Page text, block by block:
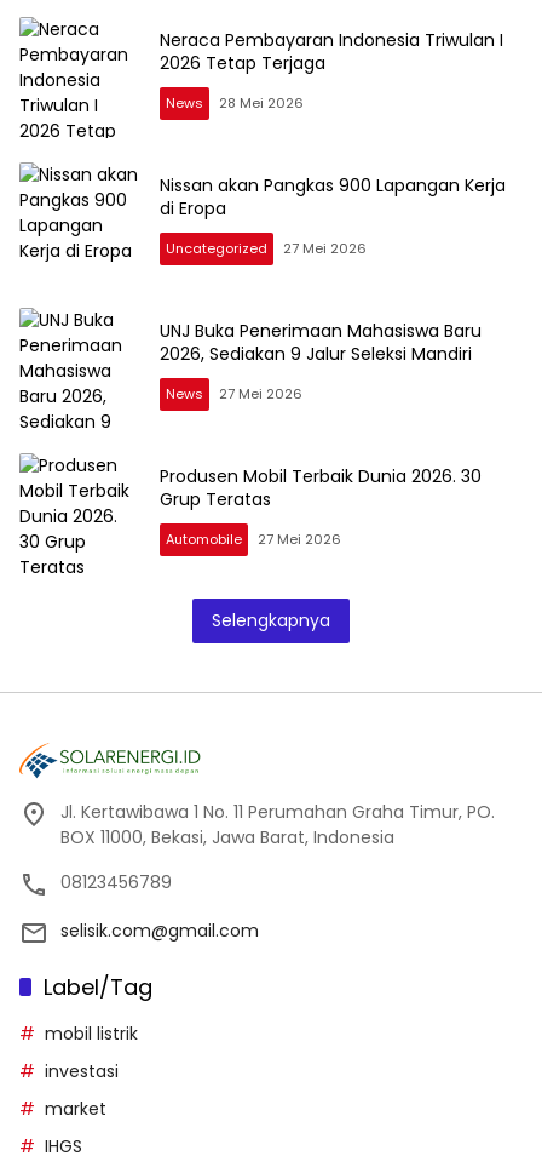
Neraca Pembayaran Indonesia Triwulan I
2026 Tetap Terjaga
News 28 Mei 2026
Nissan akan Pangkas 900 Lapangan Kerja
di Eropa
Uncategorized 27 Mei 2026
UNJ Buka Penerimaan Mahasiswa Baru
2026, Sediakan 9 Jalur Seleksi Mandiri
News 27 Mei 2026
Produsen Mobil Terbaik Dunia 2026. 30
Grup Teratas
Automobile 27 Mei 2026
Selengkapnya
Jl. Kertawibawa 1 No. 11 Perumahan Graha Timur, PO.
BOX 11000, Bekasi, Jawa Barat, Indonesia
08123456789
selisik.com@gmail.com
Label/Tag
mobil listrik
investasi
market
IHGS